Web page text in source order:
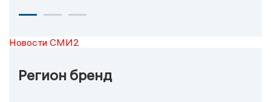
Новости СМИ2
Регион бренд